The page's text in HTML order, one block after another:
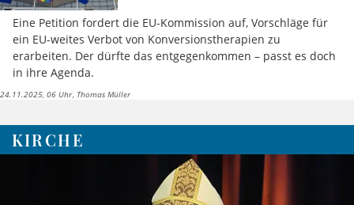
Eine Petition fordert die EU-Kommission auf, Vorschläge für
ein EU-weites Verbot von Konversionstherapien zu
erarbeiten. Der dürfte das entgegenkommen – passt es doch
in ihre Agenda.
24.11.2025, 06 Uhr Thomas Müller
KIRCHE